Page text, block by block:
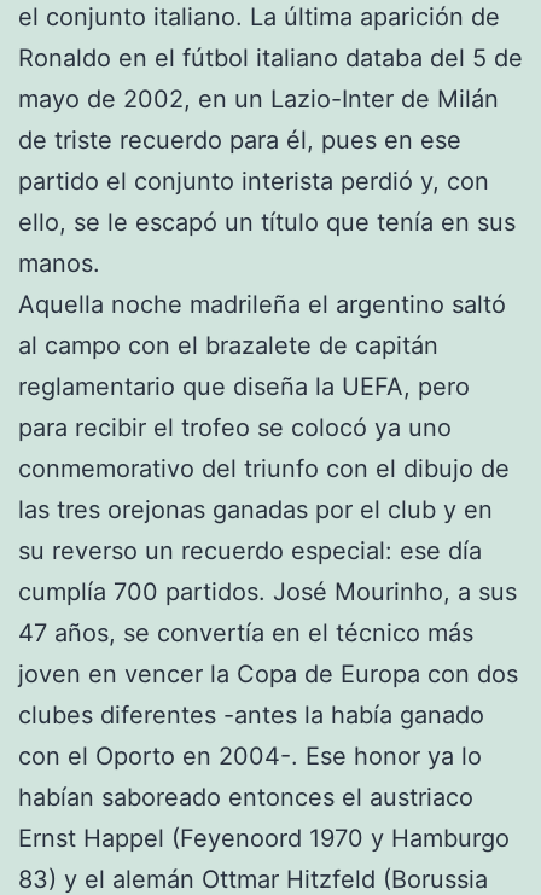
el conjunto italiano. La última aparición de
Ronaldo en el fútbol italiano databa del 5 de
mayo de 2002, en un Lazio-Inter de Milán
de triste recuerdo para él, pues en ese
partido el conjunto interista perdió y, con
ello, se le escapó un título que tenía en sus
manos.
Aquella noche madrileña el argentino saltó
al campo con el brazalete de capitán
reglamentario que diseña la UEFA, pero
para recibir el trofeo se colocó ya uno
conmemorativo del triunfo con el dibujo de
las tres orejonas ganadas por el club y en
su reverso un recuerdo especial: ese día
cumplía 700 partidos. José Mourinho, a sus
47 años, se convertía en el técnico más
joven en vencer la Copa de Europa con dos
clubes diferentes -antes la había ganado
con el Oporto en 2004-. Ese honor ya lo
habían saboreado entonces el austriaco
Ernst Happel (Feyenoord 1970 y Hamburgo
83) y el alemán Ottmar Hitzfeld (Borussia